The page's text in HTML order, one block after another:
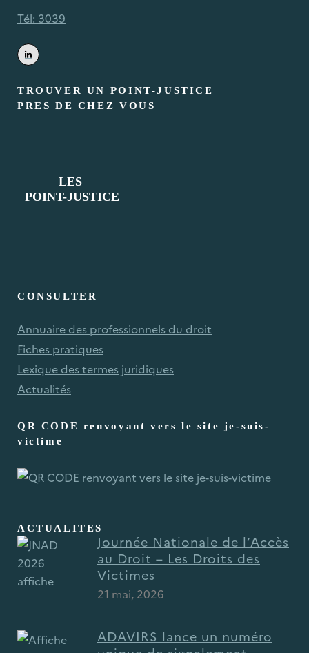
Tél: 3039
TROUVER UN POINT-JUSTICE
PRES DE CHEZ VOUS
CONSULTER
Annuaire des professionnels du droit
Fiches pratiques
Lexique des termes juridiques
Actualités
QR CODE renvoyant vers le site je-suis-
victime
ACTUALITES
Journée Nationale de l’Accès
au Droit – Les Droits des
Victimes
21 mai, 2026
ADAVIRS lance un numéro